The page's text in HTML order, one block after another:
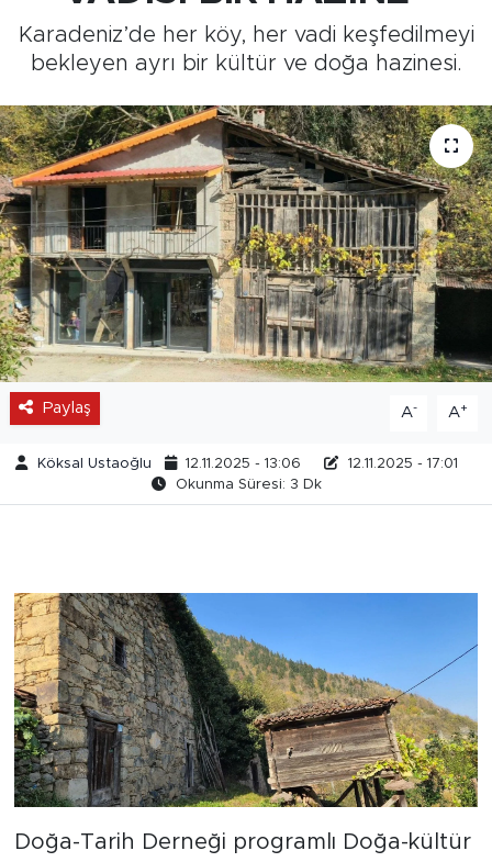
Karadeniz’de her köy, her vadi keşfedilmeyi
bekleyen ayrı bir kültür ve doğa hazinesi.
Paylaş A- A+
Köksal Ustaoğlu 12.11.2025 - 13:06
12.11.2025 - 17:01
Okunma Süresi: 3 Dk
Doğa-Tarih Derneği programlı Doğa-kültür
Medya
Siyaset
Teknoloji
GURBETTEN SILAYA
Foto Galeri
Köşe Yazarları
Manşet
Ulusal Son Dakika Haberleri